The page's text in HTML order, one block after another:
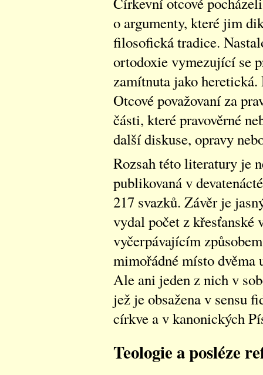
o argumenty, které jim
filosofická tradice.
ortodoxie vymezující se
zamítnuta jako
Otcové považovaní za
části, které pravověrné
další diskuse, opravy
Rozsah této literatury je
publikovaná v
217 svazků. Závěr je
vydal počet z
vyčerpávajícím
mimořádné místo
Ale ani jeden z nich v
jež je obsažena v sensu
církve a v kanonických
Teologie a posléze